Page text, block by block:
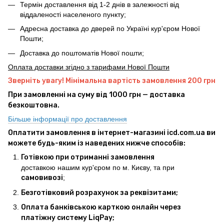
Термін доставлення від 1-2 днів в залежності від
віддаленості населеного пункту;
Адресна доставка до дверей по Україні кур'єром Нової
Пошти;
Доставка до поштоматів Нової пошти;
Оплата доставки згідно з тарифами Нової Пошти
Зверніть увагу! Мінімальна вартість замовлення 200 грн
При замовленні на суму від 1000 грн — доставка
безкоштовна.
Більше інформації про доставлення
Оплатити замовлення в інтернет-магазині icd.com.ua ви
можете будь-яким із наведених нижче способів:
Готівкою при отриманні замовлення
доставкою нашим кур'єром по м. Києву, та при
самовивозі;
Безготівковий розрахунок за реквізитами;
Оплата банківською карткою онлайн через
платіжну систему LiqPay;